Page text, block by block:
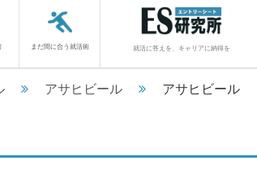
まだ間に合う就活術 就活に答えを、キャリアに納得を
アサヒビール アサヒビール